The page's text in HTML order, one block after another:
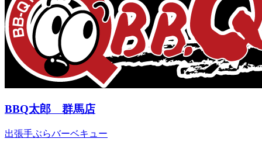
BBQ太郎 群馬店
出張手ぶらバーベキュー